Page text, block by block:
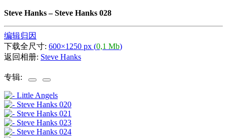
Steve Hanks–Steve Hanks 028
编辑归因
下载全尺寸: 600×1250 px (0,1 Mb)
返回相册: Steve Hanks
专辑: